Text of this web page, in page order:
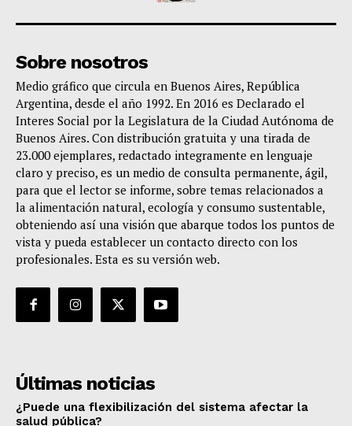
Sobre nosotros
Medio gráfico que circula en Buenos Aires, República
Argentina, desde el año 1992. En 2016 es Declarado el
Interes Social por la Legislatura de la Ciudad Autónoma de
Buenos Aires. Con distribución gratuita y una tirada de
23.000 ejemplares, redactado integramente en lenguaje
claro y preciso, es un medio de consulta permanente, ágil,
para que el lector se informe, sobre temas relacionados a
la alimentación natural, ecología y consumo sustentable,
obteniendo así una visión que abarque todos los puntos de
vista y pueda establecer un contacto directo con los
profesionales. Esta es su versión web.
Últimas noticias
¿Puede una flexibilización del sistema afectar la
salud pública?